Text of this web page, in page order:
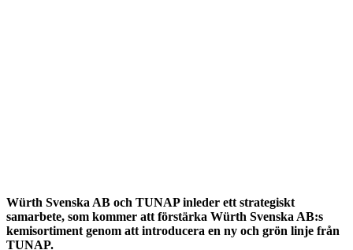
Würth Svenska AB och TUNAP inleder ett strategiskt
samarbete, som kommer att förstärka Würth Svenska AB:s
kemisortiment genom att introducera en ny och grön linje från
TUNAP.